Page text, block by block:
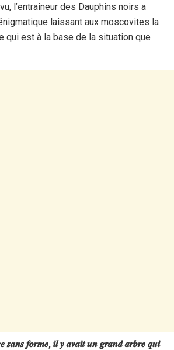
l’entraîneur des Dauphins noirs a
laissant aux moscovites la
qui est à la base de la situation que
𝒔𝒂𝒏𝒔 𝒇𝒐𝒓𝒎𝒆, 𝒊𝒍 𝒚 𝒂𝒗𝒂𝒊𝒕 𝒖𝒏 𝒈𝒓𝒂𝒏𝒅 𝒂𝒓𝒃𝒓𝒆 𝒒𝒖𝒊